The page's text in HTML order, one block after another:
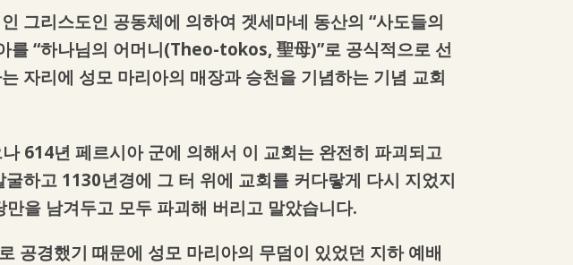
그리스도인 공동체에 의하여 겟세마네 동산의 “사도들의
를 “하나님의 어머니(Theo-tokos, 聖母)”로 공식적으로 선
자리에 성모 마리아의 매장과 승천을 기념하는 기념 교회
614년 페르시아 군에 의해서 이 교회는 완전히 파괴되고
하고 1130년경에 그 터 위에 교회를 커다랗게 다시 지었지
을 남겨두고 모두 파괴해 버리고 말았습니다.
공경했기 때문에 성모 마리아의 무덤이 있었던 지하 예배